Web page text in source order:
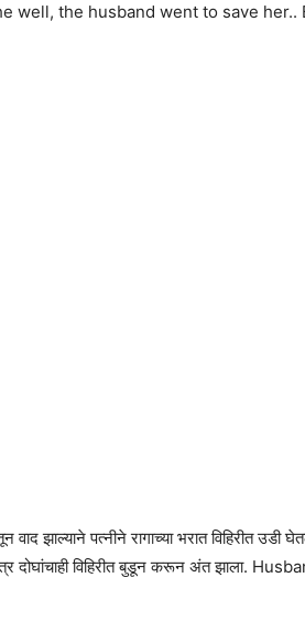
well, the husband went to save her..
झाल्याने पत्नीने रागाच्या भरात विहिरीत उडी
दोघांचाही विहिरीत बुडून करून अंत झाला.